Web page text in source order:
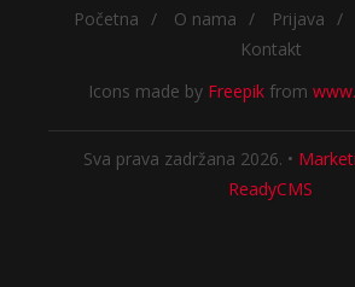
Početna / O nama / Prijava /
Kontakt
Icons made by Freepik from
Sva prava zadržana 2026. •
ReadyCMS